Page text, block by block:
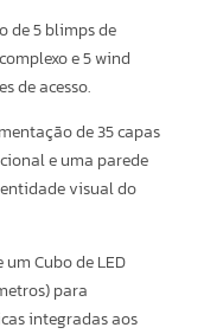
de 5 blimps de
e 5 wind
de acesso.
de 35 capas
e uma parede
visual do
Cubo de LED
para
integradas aos